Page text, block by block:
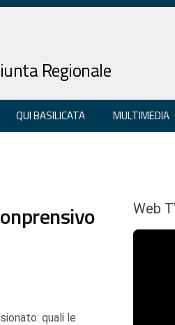
Regionale
QUI BASILICATA MULTIMEDIA
quali le
Web